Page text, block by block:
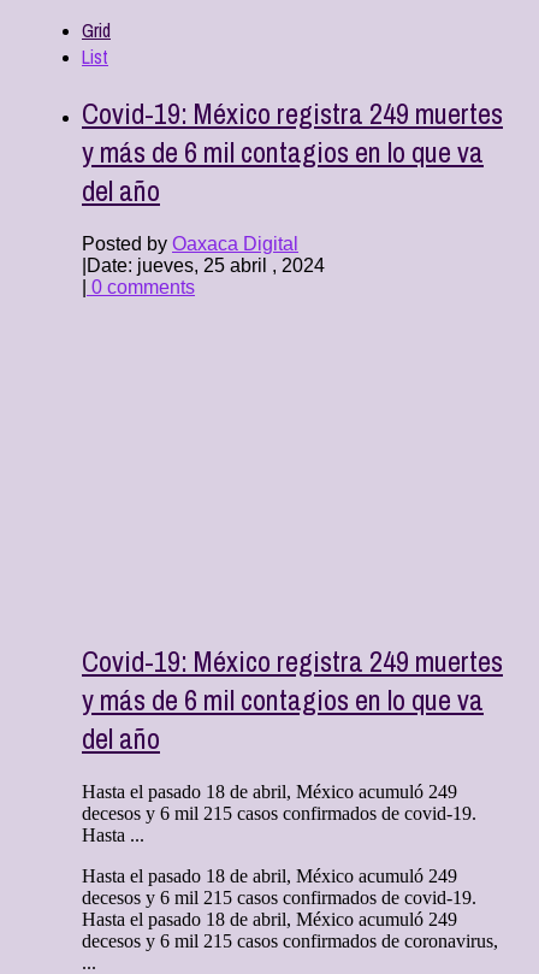
Grid
List
Covid-19: México registra 249 muertes
y más de 6 mil contagios en lo que va
del año
Posted by Oaxaca Digital
Date: jueves, 25 abril , 2024
0 comments
Covid-19: México registra 249 muertes
y más de 6 mil contagios en lo que va
del año
Hasta el pasado 18 de abril, México acumuló 249
decesos y 6 mil 215 casos confirmados de covid-19.
Hasta ...
Hasta el pasado 18 de abril, México acumuló 249
decesos y 6 mil 215 casos confirmados de covid-19.
Hasta el pasado 18 de abril, México acumuló 249
decesos y 6 mil 215 casos confirmados de coronavirus,
...